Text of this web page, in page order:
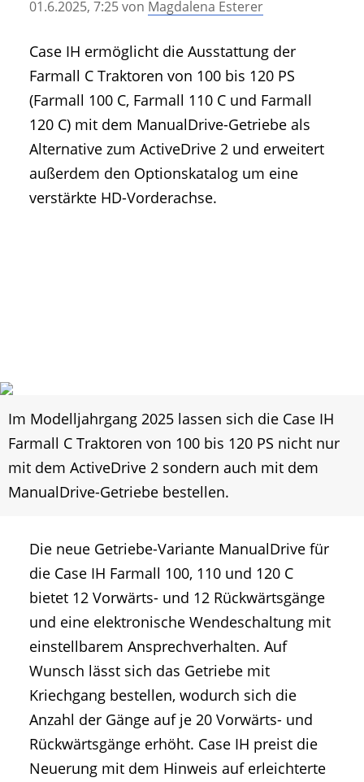
• Geschichte und Geschichten
• Mitteilung der Redaktion
• Agritechnica Neuheiten Archiv
• Artikel nach Hersteller/Marke
01.6.2025, 7:25von Magdalena Esterer
Case IH ermöglicht die Ausstattung der
Farmall C Traktoren von 100 bis 120 PS
(Farmall 100 C, Farmall 110 C und Farmall
120 C) mit dem ManualDrive-Getriebe als
Alternative zum ActiveDrive 2 und erweitert
außerdem den Optionskatalog um eine
verstärkte HD-Vorderachse.
Im Modelljahrgang 2025 lassen sich die Case IH
Farmall C Traktoren von 100 bis 120 PS nicht nur
mit dem ActiveDrive 2 sondern auch mit dem
ManualDrive-Getriebe bestellen.
Die neue Getriebe-Variante ManualDrive für
die Case IH Farmall 100, 110 und 120 C
bietet 12 Vorwärts- und 12 Rückwärtsgänge
und eine elektronische Wendeschaltung mit
einstellbarem Ansprechverhalten. Auf
Wunsch lässt sich das Getriebe mit
Kriechgang bestellen, wodurch sich die
Anzahl der Gänge auf je 20 Vorwärts- und
Rückwärtsgänge erhöht. Case IH preist die
Neuerung mit dem Hinweis auf erleichterte